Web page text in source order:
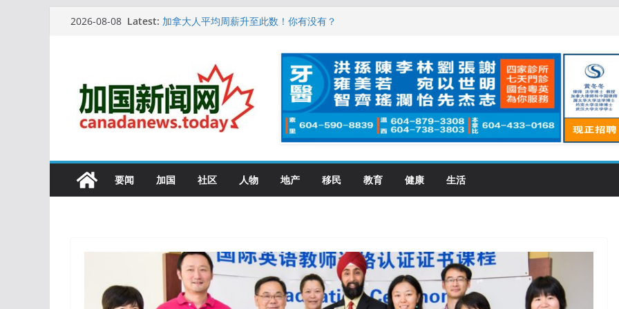
2026-08-08 Latest: 10万人排队入籍加拿大！美占一半，现在申请要等19个月
特鲁多半裸与水果姐海滩激吻! 热恋一年感情持续升温
更多名校恢复SAT 考试，新学年大学申请开跑7个大不同
要闻 加国 社区 人物 地产 移民 教育 健康 生活